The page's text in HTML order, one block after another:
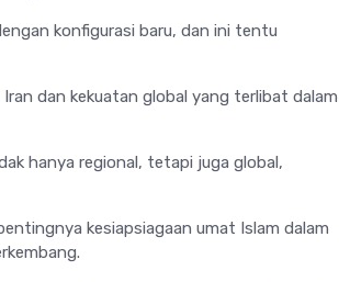
konfigurasi baru, dan ini tentu
Iran dan kekuatan global yang terlibat dalam
hanya regional, tetapi juga global,
kesiapsiagaan umat Islam dalam